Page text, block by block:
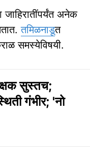
जाहिरातींपर्यंत अनेक
तमिळनाडूत
समस्येविषयी.
सुस्तच;
गंभीर; 'नो